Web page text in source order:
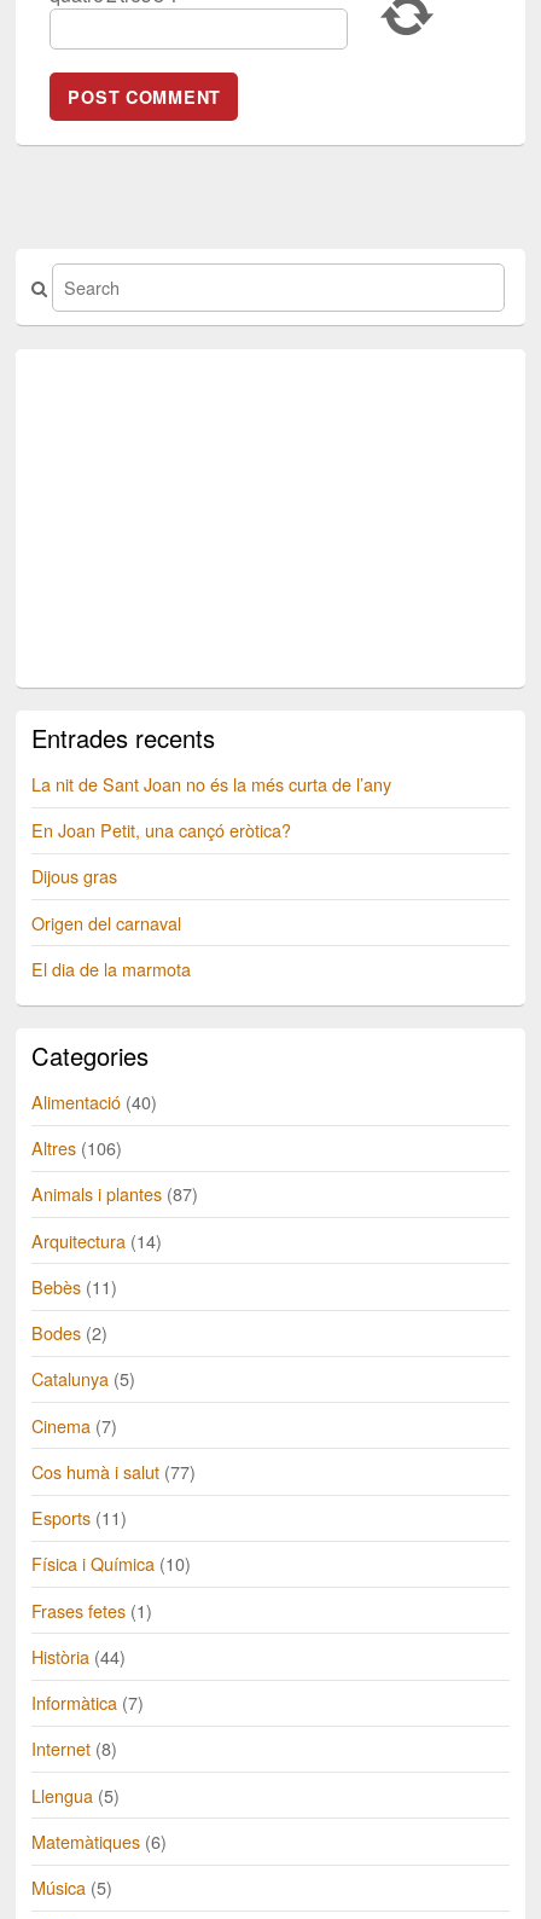
Entrades recents
La nit de Sant Joan no és la més curta de l’any
En Joan Petit, una cançó eròtica?
Dijous gras
Origen del carnaval
El dia de la marmota
Categories
Alimentació (40)
Altres (106)
Animals i plantes (87)
Arquitectura (14)
Bebès (11)
Bodes (2)
Catalunya (5)
Cinema (7)
Cos humà i salut (77)
Esports (11)
Física i Química (10)
Frases fetes (1)
Història (44)
Informàtica (7)
Internet (8)
Llengua (5)
Matemàtiques (6)
Música (5)